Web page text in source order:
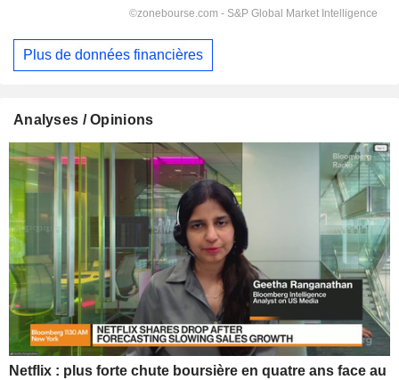
Plus de données financières
Analyses / Opinions
Netflix : plus forte chute boursière en quatre ans face au